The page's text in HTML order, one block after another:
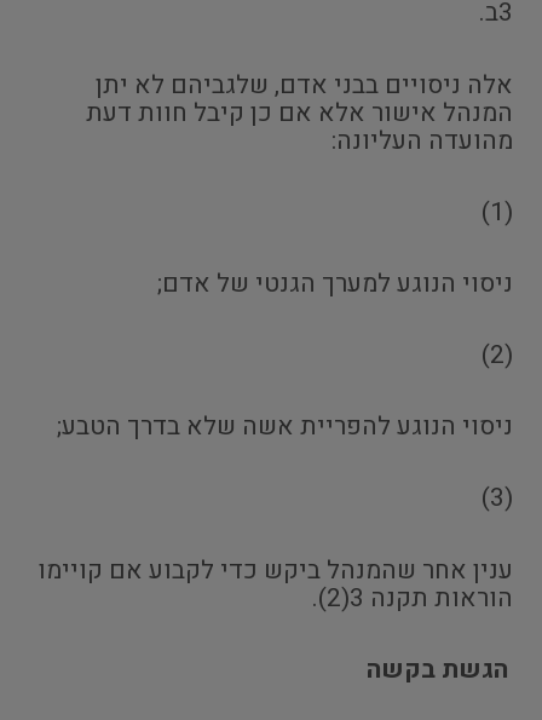
3ב.
אלה ניסויים בבני אדם, שלגביהם לא יתן
המנהל אישור אלא אם כן קיבל חוות דעת
מהועדה העליונה:
(1)
ניסוי הנוגע למערך הגנטי של אדם;
(2)
ניסוי הנוגע להפריית אשה שלא בדרך הטבע;
(3)
ענין אחר שהמנהל ביקש כדי לקבוע אם קויימו
הוראות תקנה 3(2).
הגשת בקשה